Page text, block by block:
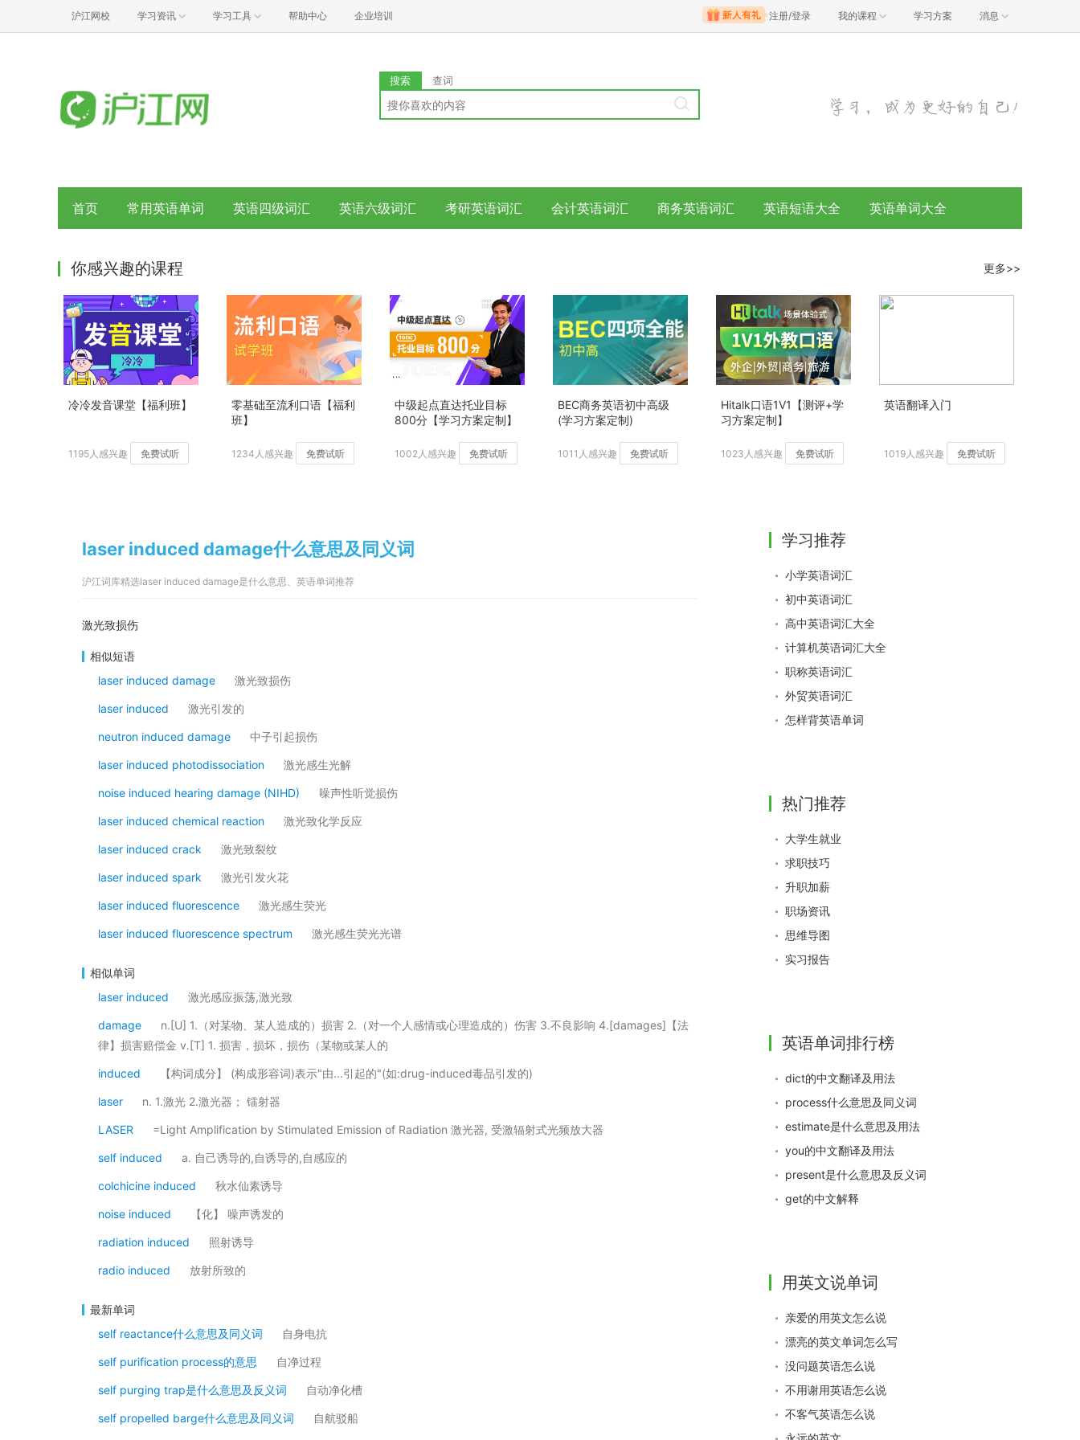
沪江网校 学习资讯 学习工具 帮助中心 企业培训 注册/登录 我的课程 学习方案 消息
搜索 查词
首页 常用英语单词 英语四级词汇 英语六级词汇 考研英语词汇 会计英语词汇 商务英语词汇 英语短语大全 英语单词大全
你感兴趣的课程 更多>>
冷冷发音课堂【福利班】
1195人感兴趣 免费试听
零基础至流利口语【福利
班】
1234人感兴趣 免费试听
中级起点直达托业目标
800分【学习方案定制】
1002人感兴趣 免费试听
BEC商务英语初中高级
(学习方案定制)
1011人感兴趣 免费试听
Hitalk口语1V1【测评+学
习方案定制】
1023人感兴趣 免费试听
英语翻译入门
1019人感兴趣 免费试听
laser induced damage什么意思及同义词
沪江词库精选laser induced damage是什么意思、英语单词推荐
激光致损伤
相似短语
laser induced damage
激光致损伤
laser induced 激光引发的
neutron induced damage 中子引起损伤
laser induced photodissociation 激光感生光解
noise induced hearing damage (NIHD) 噪声性听觉损伤
laser induced chemical reaction 激光致化学反应
laser induced crack 激光致裂纹
laser induced spark 激光引发火花
laser induced fluorescence 激光感生荧光
laser induced fluorescence spectrum 激光感生荧光光谱
相似单词
laser induced
激光感应振荡,激光致
damage
n.[U] 1.（对某物、某人造成的）损害 2.（对一个人感情或心理造成的）伤害 3.不良影响 4.[damages]【法
律】损害赔偿金 v.[T] 1. 损害，损坏，损伤（某物或某人的
induced 【构词成分】 (构成形容词)表示"由...引起的"(如:drug-induced毒品引发的)
laser n. 1.激光 2.激光器； 镭射器
LASER =Light Amplification by Stimulated Emission of Radiation 激光器, 受激辐射式光频放大器
self induced a. 自己诱导的,自诱导的,自感应的
colchicine induced 秋水仙素诱导
noise induced 【化】 噪声诱发的
radiation induced 照射诱导
radio induced 放射所致的
最新单词
self reactance什么意思及同义词
自身电抗
self purification process的意思 自净过程
self purging trap是什么意思及反义词 自动净化槽
self propelled barge什么意思及同义词 自航驳船
学习推荐
小学英语词汇
初中英语词汇
高中英语词汇大全
计算机英语词汇大全
职称英语词汇
外贸英语词汇
怎样背英语单词
热门推荐
大学生就业
求职技巧
升职加薪
职场资讯
思维导图
实习报告
英语单词排行榜
dict的中文翻译及用法
process什么意思及同义词
estimate是什么意思及用法
you的中文翻译及用法
present是什么意思及反义词
get的中文解释
用英文说单词
亲爱的用英文怎么说
漂亮的英文单词怎么写
没问题英语怎么说
不用谢用英语怎么说
不客气英语怎么说